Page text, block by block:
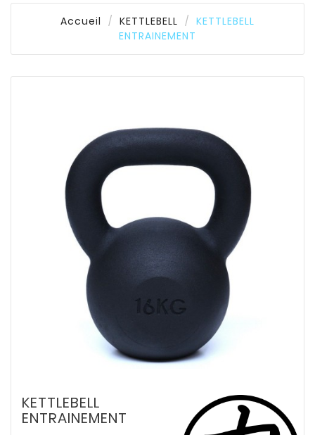
Accueil KETTLEBELL
KETTLEBELL
ENTRAINEMENT
KETTLEBELL
ENTRAINEMENT